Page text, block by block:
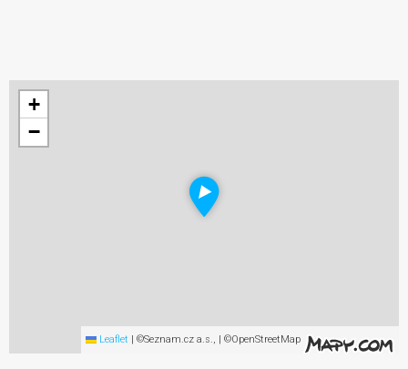
+
−
Leaflet | ©Seznam.cz a.s., | ©OpenStreetMap